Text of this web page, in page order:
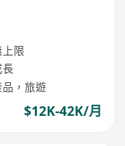
限
，旅遊
$12K-42K/月